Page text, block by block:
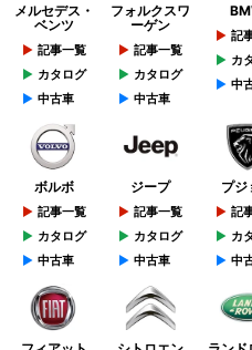
メルセデス・
ベンツ
記事一覧
カタログ
中古車
フォルクスワ
ーゲン
記事一覧
カタログ
中古車
記
カ
中
ボルボ
記事一覧
カタログ
中古車
ジープ
記事一覧
カタログ
中古車
プジ
記
カ
中